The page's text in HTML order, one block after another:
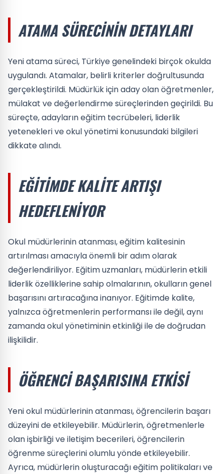
ATAMA SÜRECININ DETAYLARI
Yeni atama süreci, Türkiye genelindeki birçok okulda
uygulandı. Atamalar, belirli kriterler doğrultusunda
gerçekleştirildi. Müdürlük için aday olan öğretmenler,
mülakat ve değerlendirme süreçlerinden geçirildi. Bu
süreçte, adayların eğitim tecrübeleri, liderlik
yetenekleri ve okul yönetimi konusundaki bilgileri
dikkate alındı.
EĞITIMDE KALITE ARTIŞI
HEDEFLENIYOR
Okul müdürlerinin atanması, eğitim kalitesinin
artırılması amacıyla önemli bir adım olarak
değerlendiriliyor. Eğitim uzmanları, müdürlerin etkili
liderlik özelliklerine sahip olmalarının, okulların genel
başarısını artıracağına inanıyor. Eğitimde kalite,
yalnızca öğretmenlerin performansı ile değil, aynı
zamanda okul yönetiminin etkinliği ile de doğrudan
ilişkilidir.
ÖĞRENCI BAŞARISINA ETKISI
Yeni okul müdürlerinin atanması, öğrencilerin başarı
düzeyini de etkileyebilir. Müdürlerin, öğretmenlerle
olan işbirliği ve iletişim becerileri, öğrencilerin
öğrenme süreçlerini olumlu yönde etkileyebilir.
Ayrıca, müdürlerin oluşturacağı eğitim politikaları ve